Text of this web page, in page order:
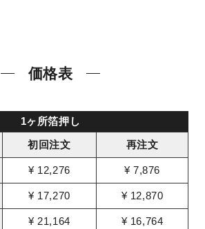
価格表
1ヶ所箔押し
初回注文 再注文
¥ 12,276 ¥ 7,876
¥ 17,270 ¥ 12,870
¥ 21,164 ¥ 16,764